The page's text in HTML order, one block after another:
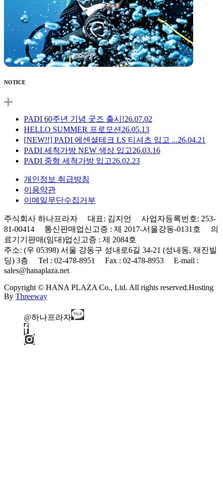
NOTICE
PADI 60주년 기념 굿즈 출시!26.07.02
HELLO SUMMER 프로모션 26.05.13
[NEW!!] PADI 에센셜테크 LS 티셔츠 입고 ...26.04.21
PADI 세척가방 NEW 색상 입고26.03.16
PADI 중형 세척가방 입고26.02.23
개인정보 취급방침
이용약관
이메일무단수집거부
주식회사 하나프라자 대표: 김지언 사업자등록번호: 253-
81-00414 통신판매업신고증 : 제 2017-서울강동-0131호 의
료기기판매(임대)업신고증 : 제 2084호
주소: (우 05398) 서울 강동구 성내로6길 34-21 (성내동, 재진빌
딩) 3층 Tel : 02-478-8951 Fax : 02-478-8953 E-mail :
sales@hanaplaza.net
Copyright © HANA PLAZA Co., Ltd. All rights reserved.Hosting
By Threeway
@하나프라자